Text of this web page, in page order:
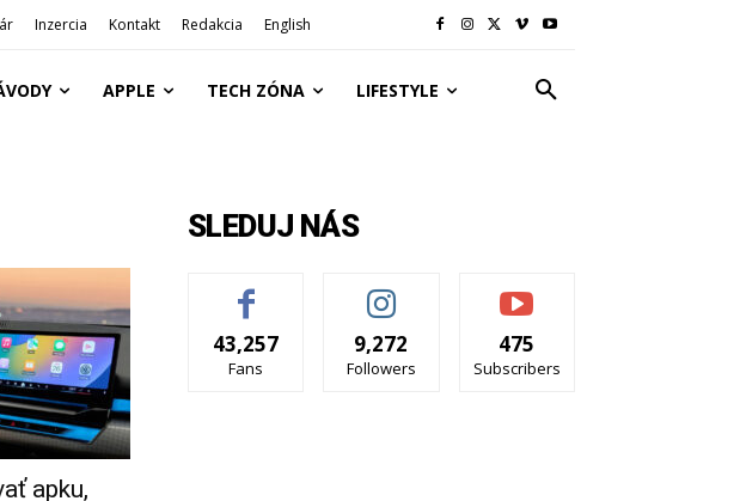
Inzercia Kontakt Redakcia English
APPLE TECH ZÓNA LIFESTYLE
apku,
SLEDUJ NÁS
43,257
Fans
9,272
Followers
475
Subscribers